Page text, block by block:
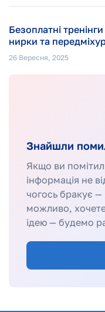
Безоплатні
нирки та
26 Вересня, 2025
Знайшли
Якщо ви
інформація не
чогось бракує
можливо,
ідею — будемо